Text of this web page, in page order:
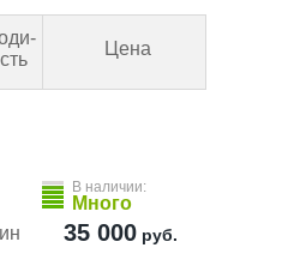
Цена
В наличии:
Много
35 000 руб.